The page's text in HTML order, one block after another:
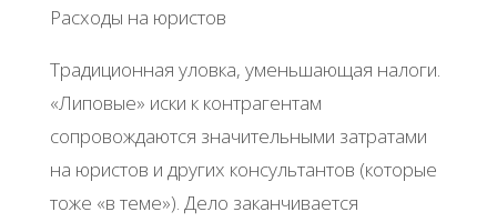
Расходы на юристов
Традиционная уловка, уменьшающая налоги.
«Липовые» иски к контрагентам
сопровождаются значительными затратами
на юристов и других консультантов (которые
тоже «в теме»). Дело заканчивается